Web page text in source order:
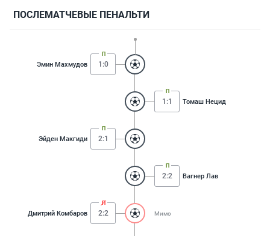
ПОСЛЕМАТЧЕВЫЕ ПЕНАЛЬТИ
Эмин Махмудов 1:0
1:1 Томаш Нецид
Эйден Макгиди 2:1
2:2 Вагнер Лав
Дмитрий Комбаров 2:2 Мимо